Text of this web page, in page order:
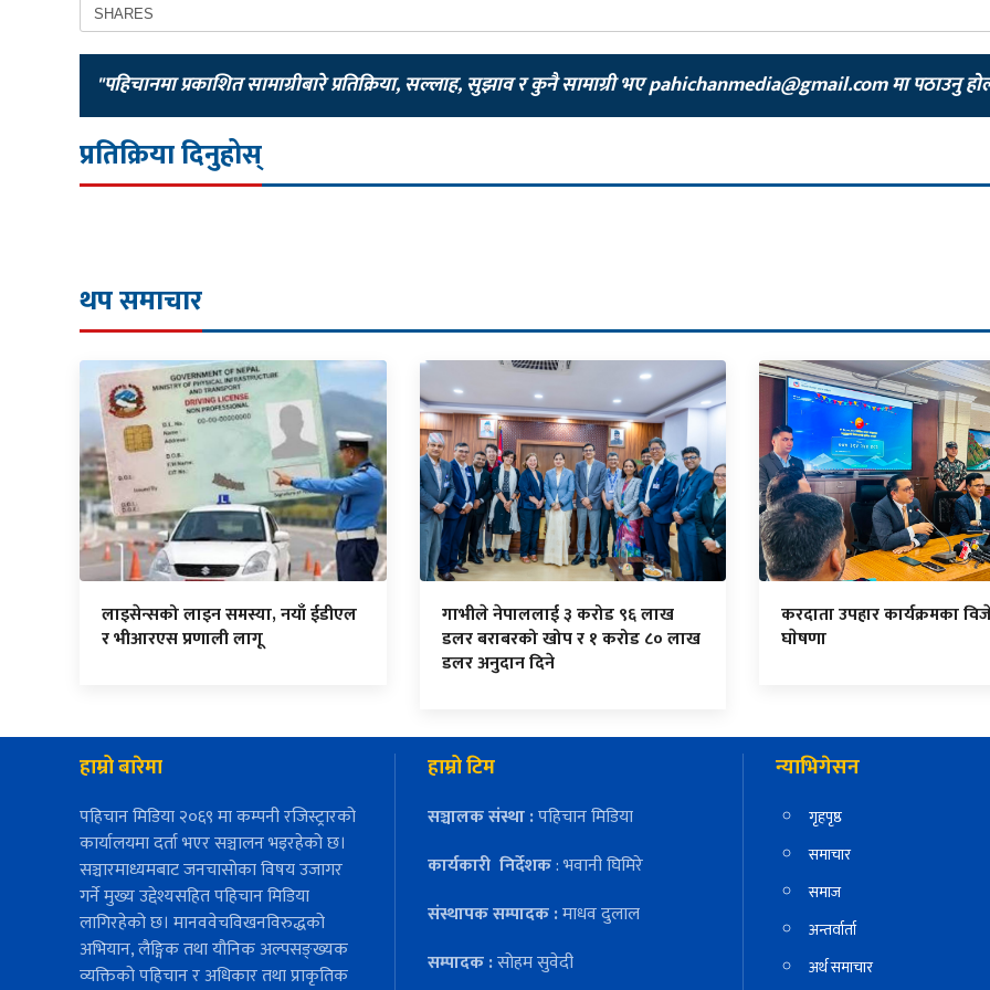
SHARES
"पहिचानमा प्रकाशित सामाग्रीबारे प्रतिक्रिया, सल्लाह, सुझाव र कुनै सामाग्री भएpahichanmedia@gmail.comमा पठाउनु
प्रतिक्रिया दिनुहोस्
थप समाचार
लाइसेन्सको लाइन समस्या, नयाँ ईडीएल
र भीआरएस प्रणाली लागू
गाभीले नेपाललाई ३ करोड ९६ लाख
डलर बराबरको खोप र १ करोड ८० लाख
डलर अनुदान दिने
करदाता उपहार कार्यक्रमका
घाेषणा
हाम्रो बारेमा
पहिचान मिडिया २०६९ मा कम्पनी रजिस्ट्रारको
कार्यालयमा दर्ता भएर सञ्चालन भइरहेको छ।
सञ्चारमाध्यमबाट जनचासोका विषय उजागर
गर्ने मुख्य उद्देश्यसहित पहिचान मिडिया
लागिरहेको छ। मानववेचविखनविरुद्धको
अभियान, लैङ्गिक तथा यौनिक अल्पसङ्ख्यक
व्यक्तिको पहिचान र अधिकार तथा प्राकृतिक
हाम्रो टिम
सञ्चालक संस्था :पहिचान मिडिया
कार्यकारी निर्देशक: भवानी घिमिरे
संस्थापक सम्पादक :माधव दुलाल
सम्पादक :सोहम सुवेदी
न्याभिगेसन
गृहपृष्ठ
समाचार
समाज
अन्तर्वार्ता
अर्थ समाचार